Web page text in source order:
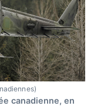
canadienne, en